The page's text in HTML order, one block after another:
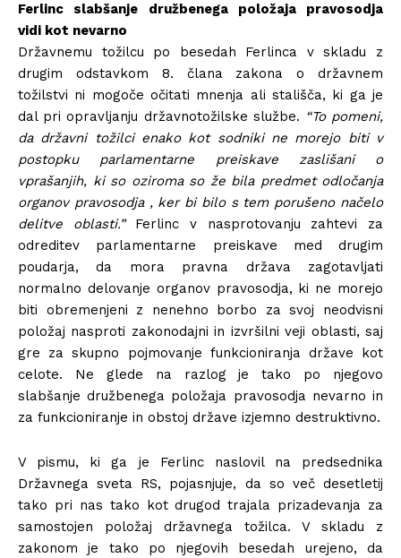
Ferlinc slabšanje družbenega položaja pravosodja
vidi kot nevarno
Državnemu tožilcu po besedah Ferlinca v skladu z
drugim odstavkom 8. člana zakona o državnem
tožilstvi ni mogoče očitati mnenja ali stališča, ki ga je
dal pri opravljanju državnotožilske službe. “To pomeni,
da državni tožilci enako kot sodniki ne morejo biti v
postopku parlamentarne preiskave zaslišani o
vprašanjih, ki so oziroma so že bila predmet odločanja
organov pravosodja , ker bi bilo s tem porušeno načelo
delitve oblasti.” Ferlinc v nasprotovanju zahtevi za
odreditev parlamentarne preiskave med drugim
poudarja, da mora pravna država zagotavljati
normalno delovanje organov pravosodja, ki ne morejo
biti obremenjeni z nenehno borbo za svoj neodvisni
položaj nasproti zakonodajni in izvršilni veji oblasti, saj
gre za skupno pojmovanje funkcioniranja države kot
celote. Ne glede na razlog je tako po njegovo
slabšanje družbenega položaja pravosodja nevarno in
za funkcioniranje in obstoj države izjemno destruktivno.
V pismu, ki ga je Ferlinc naslovil na predsednika
Državnega sveta RS, pojasnjuje, da so več desetletij
tako pri nas tako kot drugod trajala prizadevanja za
samostojen položaj državnega tožilca. V skladu z
zakonom je tako po njegovih besedah urejeno, da